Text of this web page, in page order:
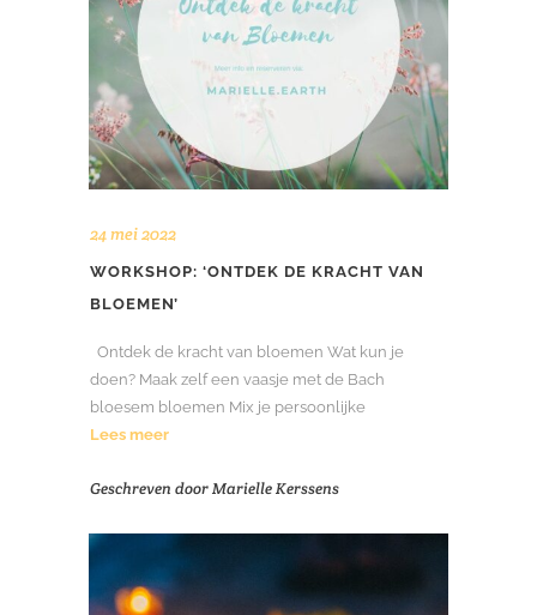
24 mei 2022
WORKSHOP: ‘ONTDEK DE KRACHT VAN
BLOEMEN’
Ontdek de kracht van bloemen Wat kun je
doen? Maak zelf een vaasje met de Bach
bloesem bloemen Mix je persoonlijke
Lees meer
Geschreven doorMarielle Kerssens